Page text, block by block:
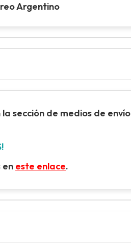
Argentino
la sección de medios de envío
en este enlace.